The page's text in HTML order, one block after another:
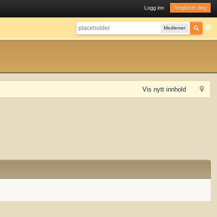
Logg inn Registrer deg
Medlemer
Vis nytt innhold